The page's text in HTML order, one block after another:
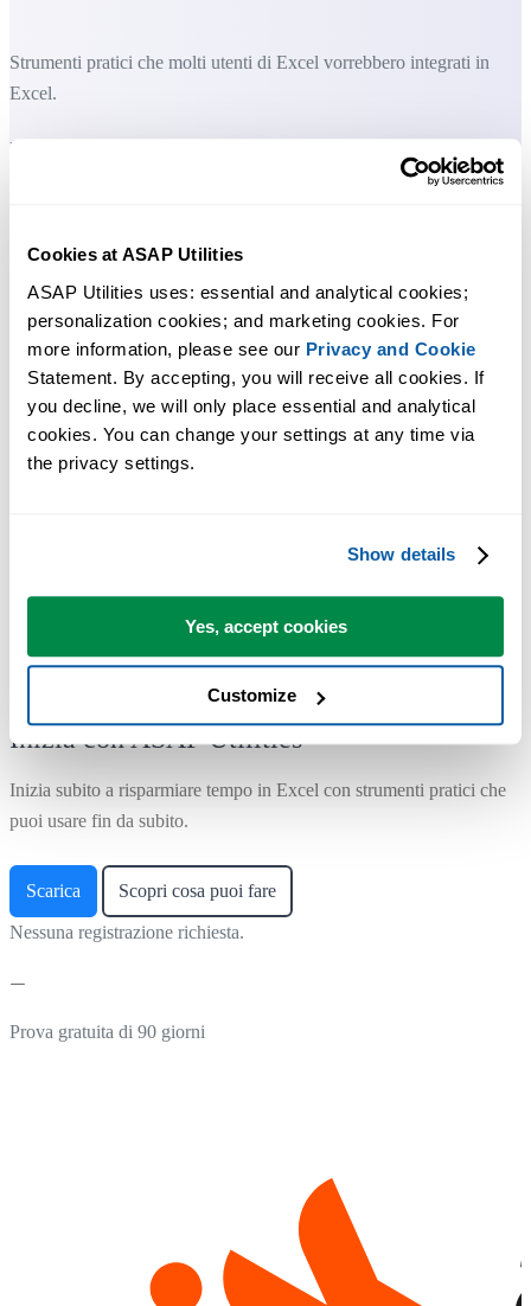
Cookies at ASAP Utilities
ASAP Utilities uses: essential and analytical cookies;
personalization cookies; and marketing cookies. For
more information, please see our Privacy and Cookie
Statement. By accepting, you will receive all cookies. If
you decline, we will only place essential and analytical
cookies. You can change your settings at any time via
the privacy settings.
Show details
Yes, accept cookies
Customize
Strumenti pratici che molti utenti di Excel vorrebbero integrati in
Excel.
Risparmia tempo in Excel. Così semplice.
Puoi iniziare subito. Nessuna formazione necessaria.
La maggior parte degli utenti inizia usando poche funzioni. Molti
finiscono per usare ASAP Utilities ogni giorno.
Inizia con ASAP Utilities
Inizia subito a risparmiare tempo in Excel con strumenti pratici che
puoi usare fin da subito.
Scarica Scopri cosa puoi fare
Nessuna registrazione richiesta.
Prova gratuita di 90 giorni